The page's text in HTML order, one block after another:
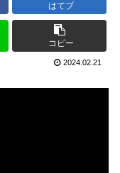
はてブ
コピー
2024.02.21